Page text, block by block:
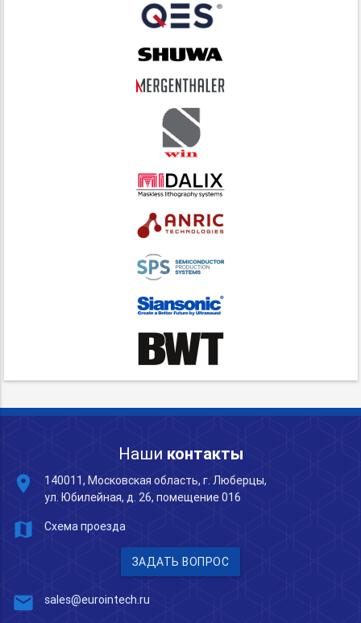
Наши контакты
place
140011, Московская область, г. Люберцы,
ул. Юбилейная, д. 26, помещение 016
map Схема проезда
ЗАДАТЬ ВОПРОС
mail sales@eurointech.ru